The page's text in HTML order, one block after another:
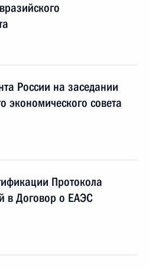
России на заседании
экономического совета
Протокола
в Договор о ЕАЭС